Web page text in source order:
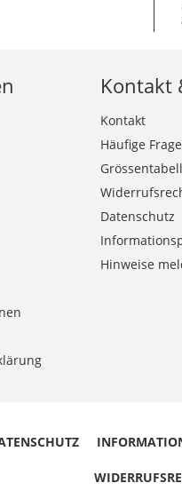
Kontakt
Kontakt
Häufige
Datenschutz
Hinweise